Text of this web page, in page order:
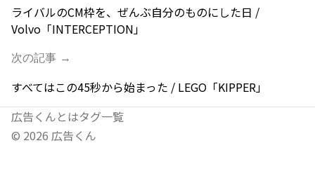
ライバルのCM枠を、ぜんぶ自分のものにした日 /
Volvo「INTERCEPTION」
次の記事 →
すべてはこの45秒から始まった / LEGO「KIPPER」
広告くんとはタグ一覧
© 2026 広告くん